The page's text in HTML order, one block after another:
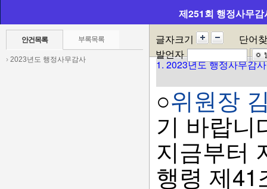
제251회 행정사무
안건목록
› 2023년도 행정사무감사
부록목록 글자크기
단어
발언자
1. 2023년
1. 2023년도 행정사무감사
○위원장
기 바랍니
지금부터
행령 제